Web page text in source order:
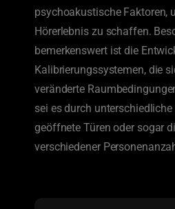
psychoakustische Faktoren,
Hörerlebnis zu schaffen.
bemerkenswert ist die
Kalibrierungssystemen, die
veränderte
sei es durch
geöffnete Türen oder sogar
verschiedener